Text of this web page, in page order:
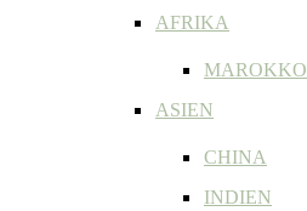
AFRIKA
MAROKKO
ASIEN
CHINA
INDIEN